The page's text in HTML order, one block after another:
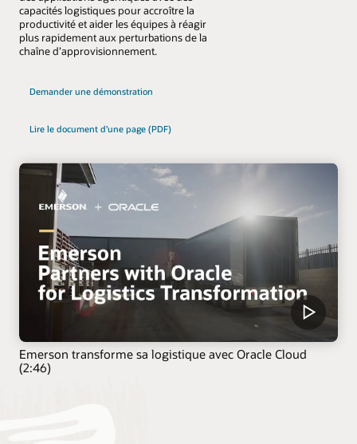
capacités logistiques pour accroître la
productivité et aider les équipes à réagir
plus rapidement aux perturbations de la
chaîne d’approvisionnement.
Demander une démonstration
Lire le document d’une page (PDF)
Emerson transforme sa logistique avec Oracle Cloud
(2:46)